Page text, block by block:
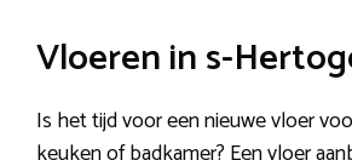
Vloeren in s-
Is het tijd voor een nieuwe vloer